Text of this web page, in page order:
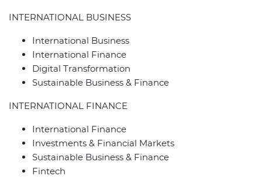
INTERNATIONAL BUSINESS
International Business
International Finance
Digital Transformation
Sustainable Business & Finance
INTERNATIONAL FINANCE
International Finance
Investments & Financial Markets
Sustainable Business & Finance
Fintech